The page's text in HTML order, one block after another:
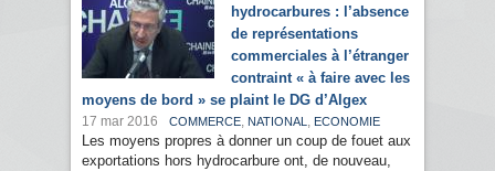
hydrocarbures : l’absence
de représentations
commerciales à l’étranger
contraint « à faire avec les
moyens de bord » se plaint le DG d’Algex
17 mar 2016 COMMERCE, NATIONAL , ECONOMIE
Les moyens propres à donner un coup de fouet aux
exportations hors hydrocarbure ont, de nouveau,